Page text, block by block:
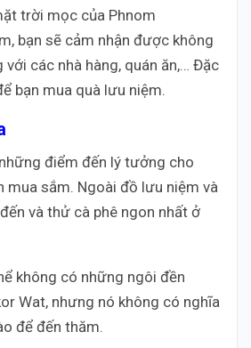
trời mọc của Phnom
bạn sẽ cảm nhận được không
với các nhà hàng, quán ăn,… Đặc
bạn mua quà lưu niệm.
điểm đến lý tưởng cho
mua sắm. Ngoài đồ lưu niệm và
và thử cà phê ngon nhất ở
không có những ngôi đền
Wat, nhưng nó không có nghĩa
để đến thăm.